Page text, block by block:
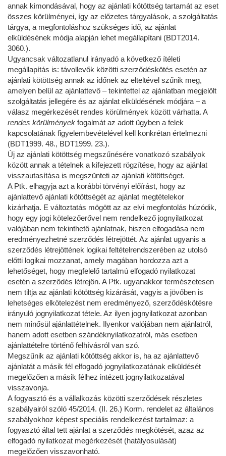
annak kimondásával, hogy az ajánlati kötöttség tartamát az eset
összes körülményei, így az előzetes tárgyalások, a szolgáltatás
tárgya, a megfontoláshoz szükséges idő, az ajánlat
elküldésének módja alapján lehet megállapítani (BDT2014.
3060.).
Ugyancsak változatlanul irányadó a következő ítéleti
megállapítás is: távollevők közötti szerződéskötés esetén az
ajánlati kötöttség annak az időnek az elteltével szűnik meg,
amelyen belül az ajánlattevő – tekintettel az ajánlatban megjelölt
szolgáltatás jellegére és az ajánlat elküldésének módjára – a
válasz megérkezését rendes körülmények között várhatta. A
rendes körülmények fogalmát az adott ügyben a felek
kapcsolatának figyelembevételével kell konkrétan értelmezni
(BDT1999. 48., BDT1999. 23.).
Új az ajánlati kötöttség megszűnésére vonatkozó szabályok
között annak a tételnek a kifejezett rögzítése, hogy az ajánlat
visszautasítása is megszünteti az ajánlati kötöttséget.
A Ptk. elhagyja azt a korábbi törvényi előírást, hogy az
ajánlattevő ajánlati kötöttségét az ajánlat megtételekor
kizárhatja. E változtatás mögött az az elvi megfontolás húzódik,
hogy egy jogi kötelezőerővel nem rendelkező jognyilatkozat
valójában nem tekinthető ajánlatnak, hiszen elfogadása nem
eredményezhetné szerződés létrejöttét. Az ajánlat ugyanis a
szerződés létrejöttének logikai feltételrendszerében az utolsó
előtti logikai mozzanat, amely magában hordozza azt a
lehetőséget, hogy megfelelő tartalmú elfogadó nyilatkozat
esetén a szerződés létrejön. A Ptk. ugyanakkor természetesen
nem tiltja az ajánlati kötöttség kizárását, vagyis a jövőben is
lehetséges elkötelezést nem eredményező, szerződéskötésre
irányuló jognyilatkozat tétele. Az ilyen jognyilatkozat azonban
nem minősül ajánlattételnek. Ilyenkor valójában nem ajánlatról,
hanem adott esetben szándéknyilatkozatról, más esetben
ajánlattételre történő felhívásról van szó.
Megszűnik az ajánlati kötöttség akkor is, ha az ajánlattevő
ajánlatát a másik fél elfogadó jognyilatkozatának elküldését
megelőzően a másik félhez intézett jognyilatkozatával
visszavonja.
A fogyasztó és a vállalkozás közötti szerződések részletes
szabályairól szóló 45/2014. (II. 26.) Korm. rendelet az általános
szabályokhoz képest speciális rendelkezést tartalmaz: a
fogyasztó által tett ajánlat a szerződés megkötését, azaz az
elfogadó nyilatkozat megérkezését (hatályosulását)
megelőzően visszavonható.